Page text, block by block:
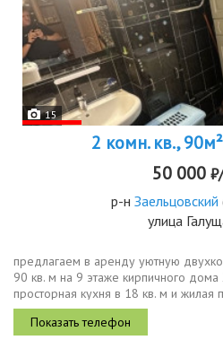
15
2 комн. кв.,
50 000
р-н Заельцовский
улица
предлагаем в аренду уютную
90 кв. м на 9 этаже кирпичного дома
просторная кухня в 18 кв. м и
достаточно места для комфортного
составляет 2....